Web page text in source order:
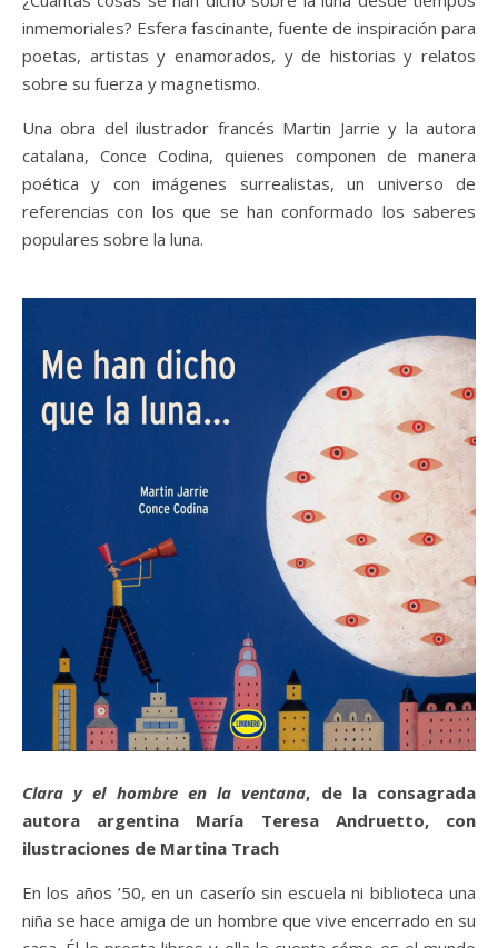
inmemoriales? Esfera fascinante, fuente de inspiración para
poetas, artistas y enamorados, y de historias y relatos
sobre su fuerza y magnetismo.
Una obra del ilustrador francés Martin Jarrie y la autora
catalana, Conce Codina, quienes componen de manera
poética y con imágenes surrealistas, un universo de
referencias con los que se han conformado los saberes
populares sobre la luna.
Clara y el hombre en la ventana, de la consagrada
autora argentina María Teresa Andruetto, con
ilustraciones de Martina Trach
En los años ’50, en un caserío sin escuela ni biblioteca una
niña se hace amiga de un hombre que vive encerrado en su